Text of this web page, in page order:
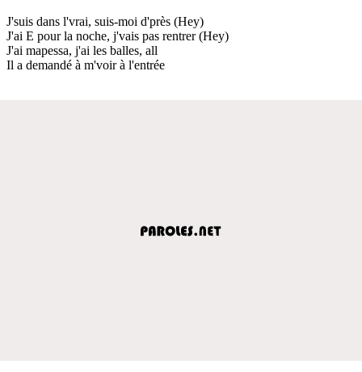
J'suis dans l'vrai, suis-moi d'près (Hey)
J'ai E pour la noche, j'vais pas rentrer (Hey)
J'ai mapessa, j'ai les balles, all
Il a demandé à m'voir à l'entrée